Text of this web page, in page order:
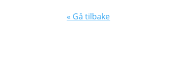
« Gå tilbake